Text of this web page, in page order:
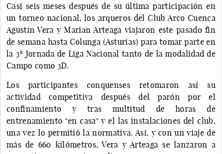
Casi seis meses después de su última participación en
un torneo nacional, los arqueros del Club Arco Cuenca
Agustín Vera y Marian Arteaga viajaron este pasado fin
de semana hasta Colunga (Asturias) para tomar parte en
la 3ª Jornada de Liga Nacional tanto de la modalidad de
Campo como 3D.
Los participantes conquenses retomaron así su
actividad competitiva después del parón por el
confinamiento y tras multitud de horas de
entrenamiento "en casa" y el las instalaciones del club,
una vez lo permitió la normativa. Así, y con un viaje de
más de 660 kilómetros, Vera y Arteaga se lanzaron a